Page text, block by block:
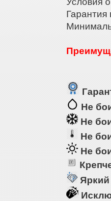
Гарантия
Не
Не
Не
Не